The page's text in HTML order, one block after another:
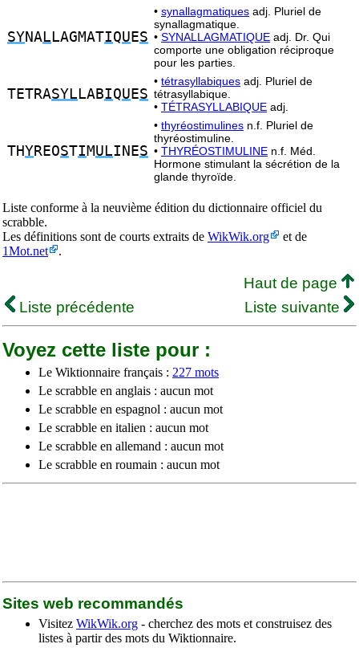
SYNAL LAGMATIQU ES
• synallagmatiques adj. Pluriel de
synallagmatique.
• SYNALLAGMATIQUE adj. Dr. Qui
comporte une obligation réciproque
pour les parties.
TETRASYL LABIQU ES
• tétrasyllabiques adj. Pluriel de
tétrasyllabique.
• TÉTRASYLLABIQUE adj.
THYREOSTI MULINES
• thyréostimulines n.f. Pluriel de
thyréostimuline.
• THYRÉOSTIMULINE n.f. Méd.
Hormone stimulant la sécrétion de la
glande thyroïde.
Liste conforme à la neuvième édition du dictionnaire officiel du
scrabble.
Les définitions sont de courts extraits de WikWik.org
et de
1Mot.net
.
Haut de page
Liste précédente
Liste suivante
Voyez cette liste pour :
Le Wiktionnaire français : 227 mots
Le scrabble en anglais : aucun mot
Le scrabble en espagnol : aucun mot
Le scrabble en italien : aucun mot
Le scrabble en allemand : aucun mot
Le scrabble en roumain : aucun mot
Sites web recommandés
Visitez WikWik.org - cherchez des mots et construisez des
listes à partir des mots du Wiktionnaire.